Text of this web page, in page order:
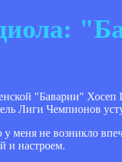
"Баварии" Хосеп
Лиги Чемпионов
меня не возникло
и настроем.